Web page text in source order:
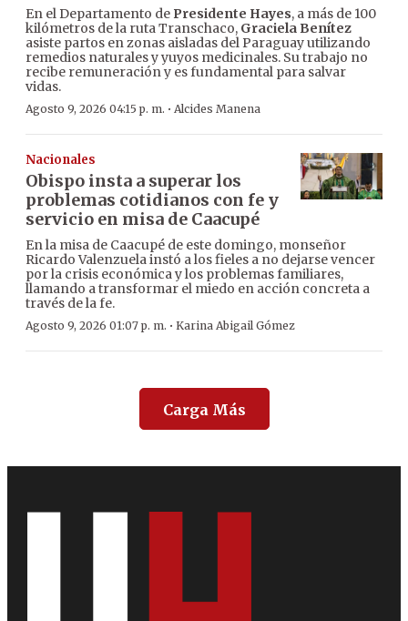
En el Departamento de Presidente Hayes, a más de 100
kilómetros de la ruta Transchaco, Graciela Benítez
asiste partos en zonas aisladas del Paraguay utilizando
remedios naturales y yuyos medicinales. Su trabajo no
recibe remuneración y es fundamental para salvar
vidas.
Agosto 9, 2026 04:15 p. m. · Alcides Manena
Nacionales
Obispo insta a superar los
problemas cotidianos con fe y
servicio en misa de Caacupé
En la misa de Caacupé de este domingo, monseñor
Ricardo Valenzuela instó a los fieles a no dejarse vencer
por la crisis económica y los problemas familiares,
llamando a transformar el miedo en acción concreta a
través de la fe.
Agosto 9, 2026 01:07 p. m. · Karina Abigail Gómez
Carga Más